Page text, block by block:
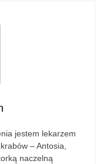
jestem lekarzem
– Antosia,
naczelną